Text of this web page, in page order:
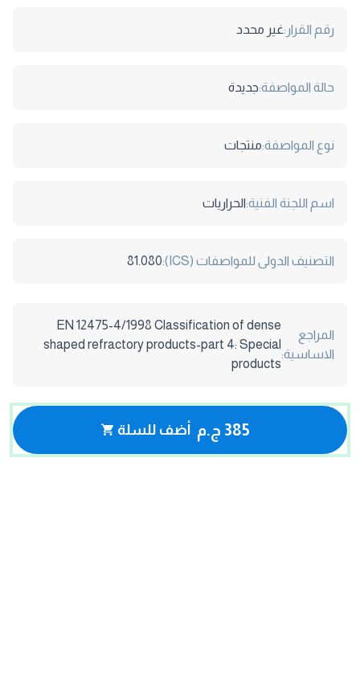
رقم القرار:غير محدد
حالة المواصفة:جديدة
نوع المواصفة:منتجات
اسم اللجنة الفنية:الحراريات
التصنيف الدولى للمواصفات (ICS): 81.080
المراجع
الاساسية:
EN 12475-4/1998 Classification of dense
shaped refractory products-part 4: Special
products
385 ج.م أضف للسلة